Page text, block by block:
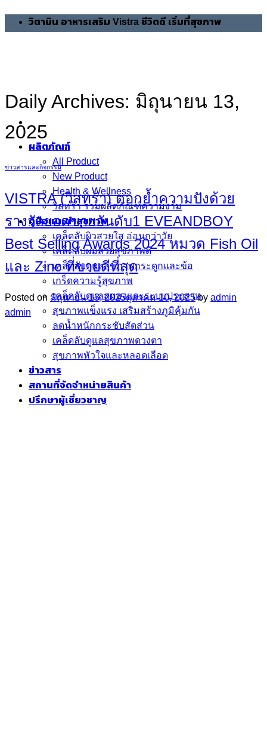
วิตามิน อาหารเสริม Vistra ชีวิตดี เริ่มที่สุขภาพ
ผลิตภัณฑ์
All Product
New Product
Health & Wellness
วิสทร้า รวมผลิตภัณฑ์ความงาม
คู่มือแนะนำสุขภาพ
เคล็ดลับผิวสวยใส อ่อนกว่าวัย
เคล็ดลับผมสวยสุขภาพดี
เคล็ดลับดูแลสุขภาพกระดูกและข้อ
เกร็ดความรู้สุขภาพ
เคล็ดลับดูแลสมองและระบบประสาท
สุขภาพแข็งแรง เสริมสร้างภูมิคุ้มกัน
ลดน้ำหนักกระชับสัดส่วน
เคล็ดลับดูแลสุขภาพดวงตา
สุขภาพหัวใจและหลอดเลือด
ข่าวสาร
สถานที่จัดจำหน่ายสินค้า
ปรึกษาผู้เชี่ยวชาญ
Daily Archives: มิถุนายน 13,
2025
ข่าวสารและกิจกรรม
VISTRA (วิสทร้า) ตอกย้ำความปังด้วย
รางวัลยอดขายอันดับ1 EVEANDBOY
Best Selling Awards 2024 หมวด Fish Oil
และ Zinc ที่ขายดีที่สุด
Posted on มิถุนายน 13, 2025ตุลาคม 10, 2025by admin
admin